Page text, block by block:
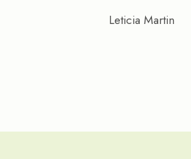
Leticia Martin